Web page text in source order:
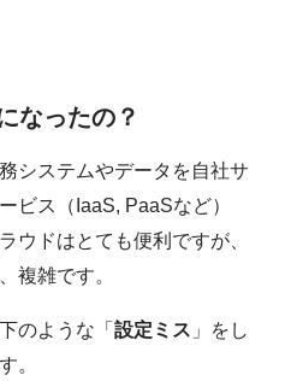
なったの？
システムやデータを自社サ
ビス（IaaS, PaaSなど）
ウドはとても便利ですが、
複雑です。
のような「 設定ミス 」をし
。